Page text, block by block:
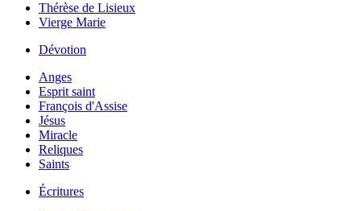
Thérèse de Lisieux
Vierge Marie
Dévotion
Anges
Esprit saint
François d'Assise
Jésus
Miracle
Reliques
Saints
Écritures